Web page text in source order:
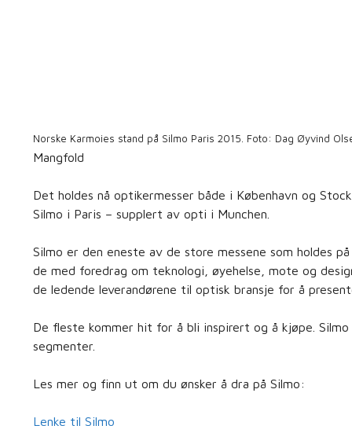
Norske Karmoies stand på Silmo Paris 2015. Foto: Dag Øyvind
Mangfold
Det holdes nå optikermesser både i København og
Silmo i Paris – supplert av opti i Munchen.
Silmo er den eneste av de store messene som holdes
de med foredrag om teknologi, øyehelse, mote og
de ledende leverandørene til optisk bransje for å
De fleste kommer hit for å bli inspirert og å kjøpe.
segmenter.
Les mer og finn ut om du ønsker å dra på Silmo:
Lenke til Silmo